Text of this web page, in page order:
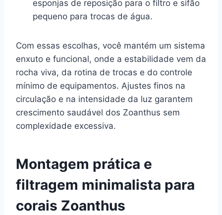
esponjas de reposição para o filtro e sifão
pequeno para trocas de água.
Com essas escolhas, você mantém um sistema
enxuto e funcional, onde a estabilidade vem da
rocha viva, da rotina de trocas e do controle
mínimo de equipamentos. Ajustes finos na
circulação e na intensidade da luz garantem
crescimento saudável dos Zoanthus sem
complexidade excessiva.
Montagem prática e
filtragem minimalista para
corais Zoanthus